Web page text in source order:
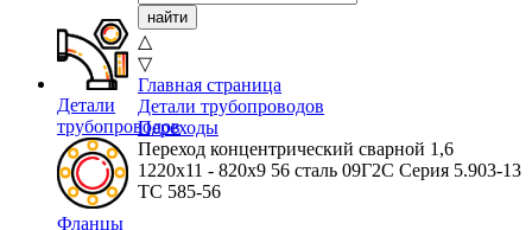
Детали
трубопроводов
Фланцы
△
▽
Главная страница
Детали трубопроводов
Переходы
Переход концентрический сварной 1,6
1220х11 - 820х9 56 сталь 09Г2С Серия 5.903-13
ТС 585-56